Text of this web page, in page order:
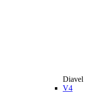
Diavel
V4